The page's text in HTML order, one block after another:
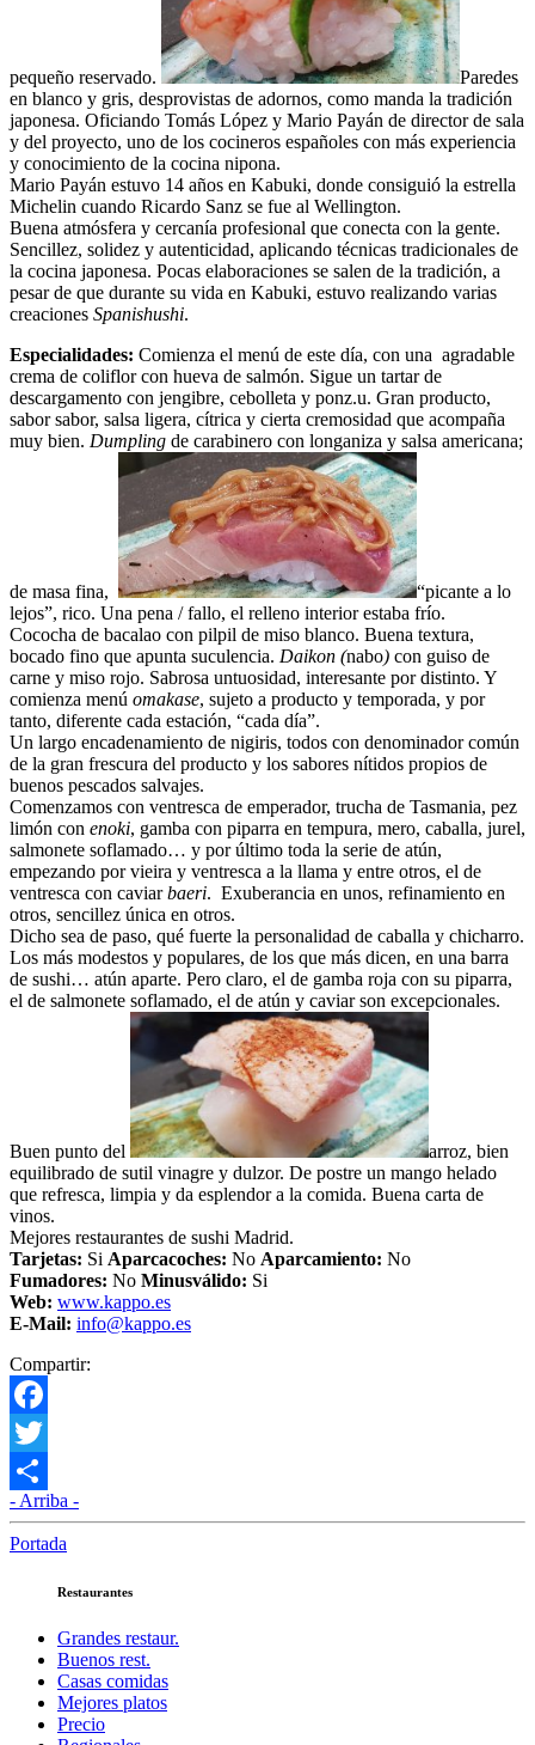
pequeño reservado.
Paredes
en blanco y gris, desprovistas de adornos, como manda la tradición
japonesa. Oficiando Tomás López y Mario Payán de director de sala
y del proyecto, uno de los cocineros españoles con más experiencia
y conocimiento de la cocina nipona.
Mario Payán estuvo 14 años en Kabuki, donde consiguió la estrella
Michelin cuando Ricardo Sanz se fue al Wellington.
Buena atmósfera y cercanía profesional que conecta con la gente.
Sencillez, solidez y autenticidad, aplicando técnicas tradicionales de
la cocina japonesa. Pocas elaboraciones se salen de la tradición, a
pesar de que durante su vida en Kabuki, estuvo realizando varias
creaciones Spanishushi.
Especialidades: Comienza el menú de este día, con una agradable
crema de coliflor con hueva de salmón. Sigue un tartar de
descargamento con jengibre, cebolleta y ponz.u. Gran producto,
sabor sabor, salsa ligera, cítrica y cierta cremosidad que acompaña
muy bien. Dumpling de carabinero con longaniza y salsa americana;
de masa fina,
“picante a lo
lejos”, rico. Una pena / fallo, el relleno interior estaba frío.
Cococha de bacalao con pilpil de miso blanco. Buena textura,
bocado fino que apunta suculencia. Daikon (nabo) con guiso de
carne y miso rojo. Sabrosa untuosidad, interesante por distinto. Y
comienza menú omakase, sujeto a producto y temporada, y por
tanto, diferente cada estación, “cada día”.
Un largo encadenamiento de nigiris, todos con denominador común
de la gran frescura del producto y los sabores nítidos propios de
buenos pescados salvajes.
Comenzamos con ventresca de emperador, trucha de Tasmania, pez
limón con enoki, gamba con piparra en tempura, mero, caballa, jurel,
salmonete soflamado… y por último toda la serie de atún,
empezando por vieira y ventresca a la llama y entre otros, el de
ventresca con caviarbaeri. Exuberancia en unos, refinamiento en
otros, sencillez única en otros.
Dicho sea de paso, qué fuerte la personalidad de caballa y chicharro.
Los más modestos y populares, de los que más dicen, en una barra
de sushi… atún aparte. Pero claro, el de gamba roja con su piparra,
el de salmonete soflamado, el de atún y caviar son excepcionales.
Buen punto del
arroz, bien
equilibrado de sutil vinagre y dulzor. De postre un mango helado
que refresca, limpia y da esplendor a la comida. Buena carta de
vinos.
Mejores restaurantes de sushi Madrid.
Tarjetas: Si Aparcacoches: No Aparcamiento: No
Fumadores: No Minusválido: Si
Web: www.kappo.es
E-Mail: info@kappo.es
Compartir:
Facebook
Twitter
Compartir
- Arriba -
Portada
Restaurantes
Grandes restaur.
Buenos rest.
Casas comidas
Mejores platos
Precio